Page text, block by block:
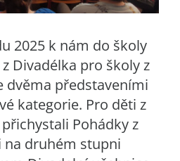
2025 k nám do školy
Divadélka pro školy z
dvěma představeními
kategorie. Pro děti z
Pohádky z
na druhém stupni